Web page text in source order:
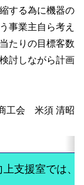
する為に機器の
事業主自ら考え
たりの目標客数
討しながら計画
工会 米須 清昭
支援室では